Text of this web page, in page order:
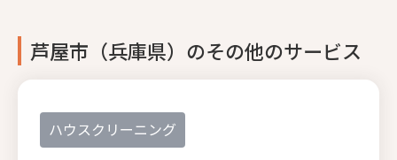
芦屋市（兵庫県）のその他のサービス
ハウスクリーニング